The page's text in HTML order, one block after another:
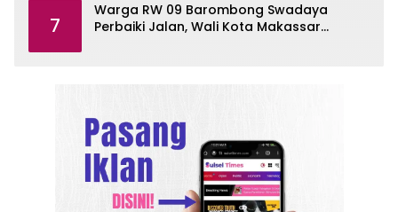
7
Warga RW 09 Barombong Swadaya
Perbaiki Jalan, Wali Kota Makassar